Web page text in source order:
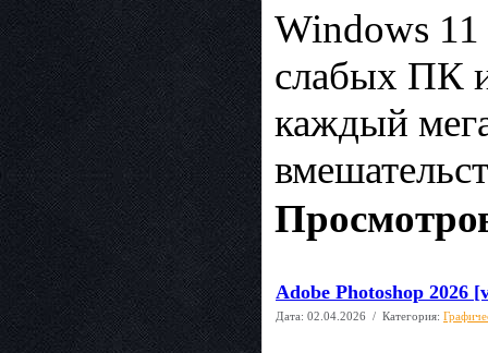
Windows
слабых ПК
каждый
Adobe Photoshop 2026
Дата: 02.04.2026 / Категория: